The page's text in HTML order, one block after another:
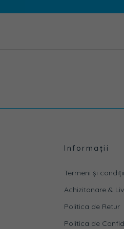
Informații
Termeni și
Achizitonare &
Politica de Retur
Politica de